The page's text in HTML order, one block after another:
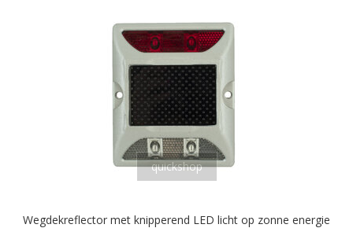
quickshop
Wegdekreflector met knipperend LED licht op zonne energie